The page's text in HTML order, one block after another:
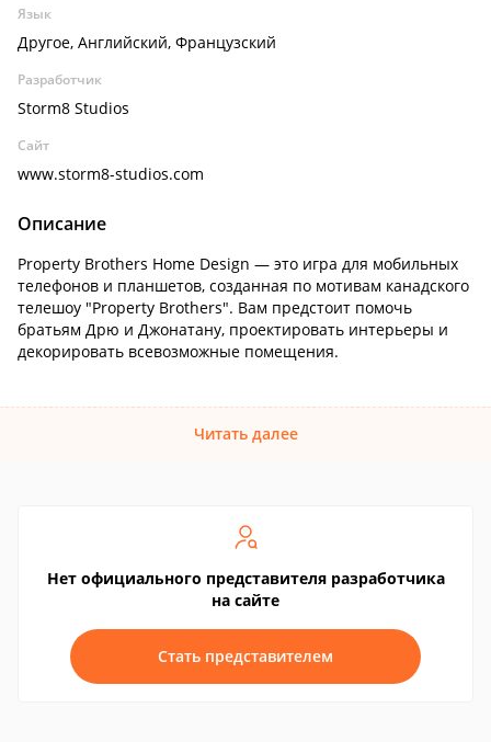
Язык
Другое, Английский, Французский
Разработчик
Storm8 Studios
Сайт
www.storm8-studios.com
Описание
Property Brothers Home Design — это игра для мобильных
телефонов и планшетов, созданная по мотивам канадского
телешоу "Property Brothers". Вам предстоит помочь
братьям Дрю и Джонатану, проектировать интерьеры и
декорировать всевозможные помещения.
Читать далее
Нет официального представителя разработчика
на сайте
Стать представителем